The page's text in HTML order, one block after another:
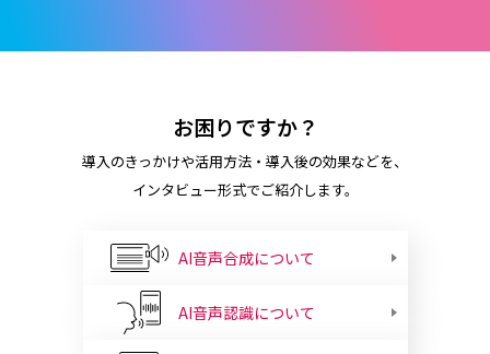
お困りですか？
導入のきっかけや活用方法・導入後の効果などを、
インタビュー形式でご紹介します。
AI音声合成について
AI音声認識について